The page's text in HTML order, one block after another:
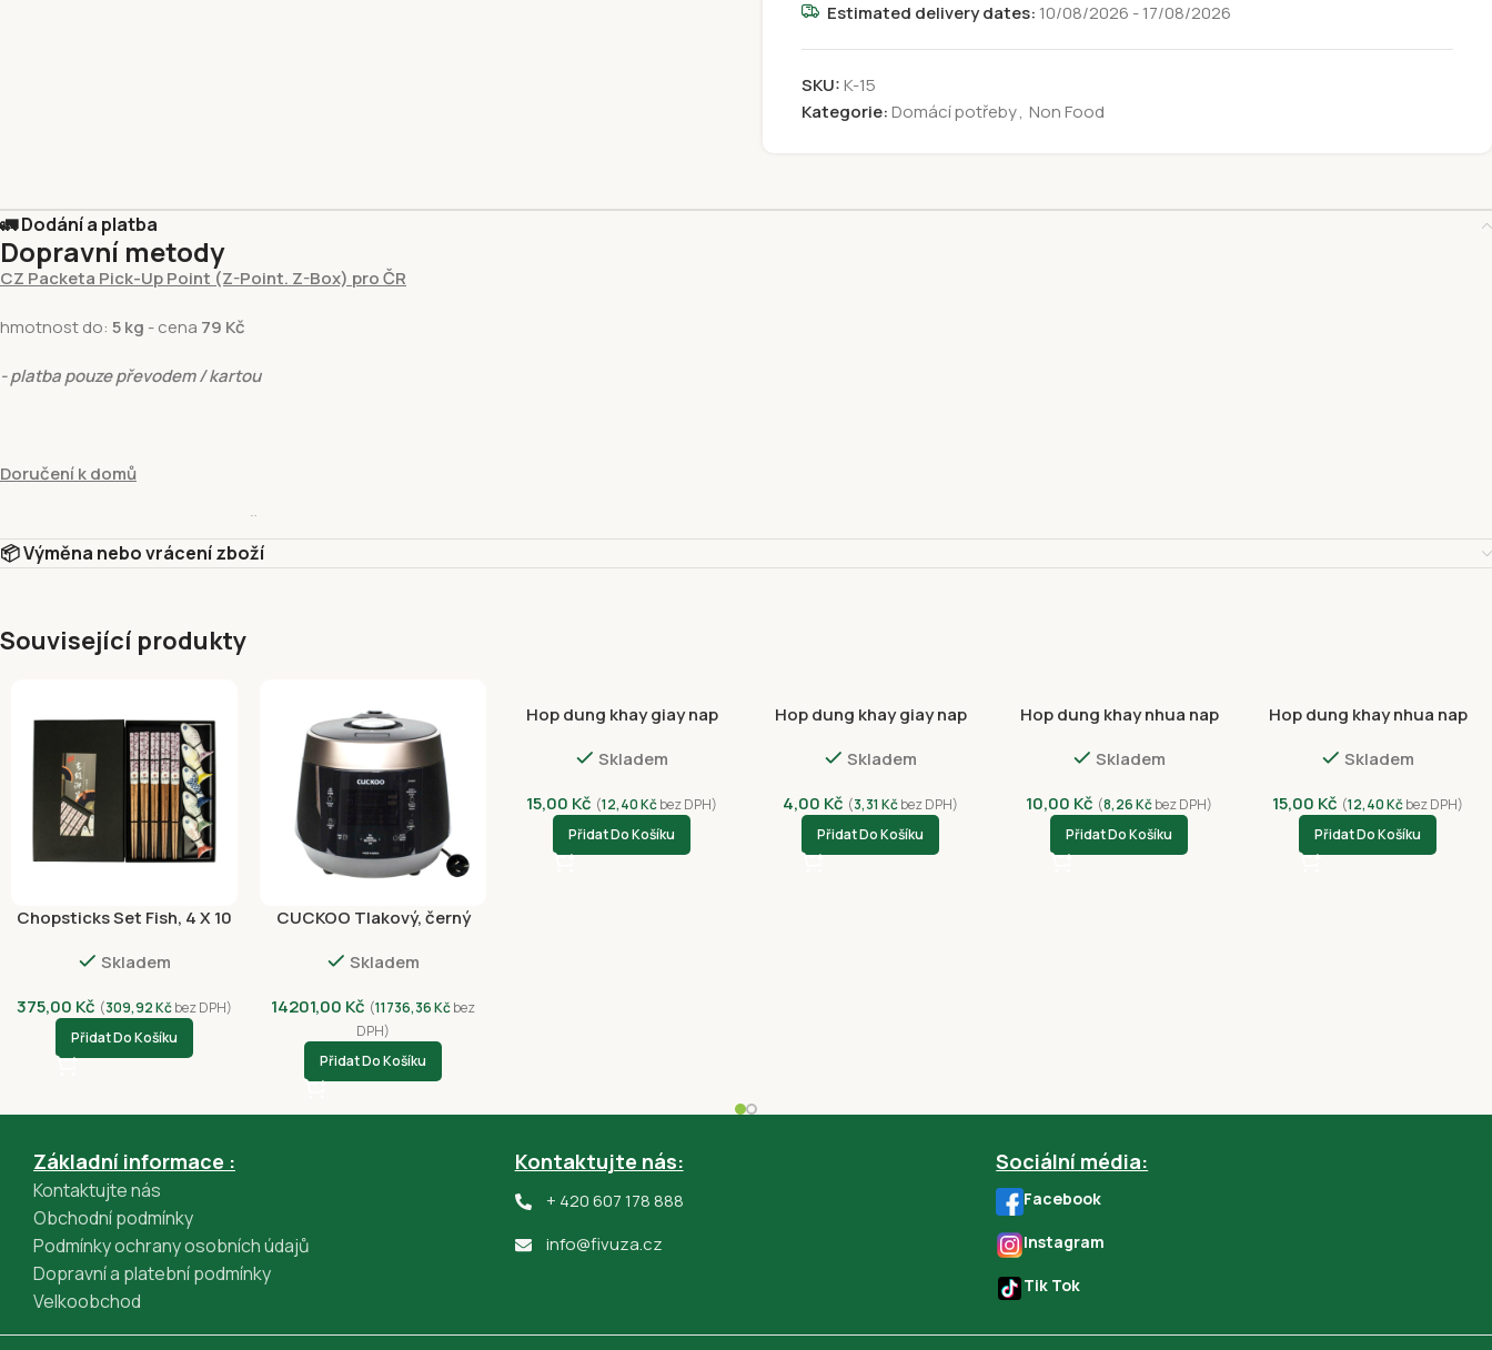
Estimated delivery dates: 10/08/2026 - 17/08/2026
SKU:K-15
Kategorie:Domácí potřeby, Non Food
🚛 Dodání a platba
Dopravní metody
CZ Packeta Pick-Up Point (Z-Point. Z-Box) pro ČR
hmotnost do: 5 kg - cena 79 Kč
- platba pouze převodem / kartou
Doručení k domů
129 Kč
- platba pouze převodem / kartou
Vyzvednutí v prodejně Fivuza Market Václavské 801/52, Praha 1, 110 00
Platební metody
Dobírkou
Platba kartou online – GP webpay ( Visa, Mastercard)
Google Pay (GPWebPayGpe)
📦 Výměna nebo vrácení zboží
Související produkty
Chopsticks Set Fish, 4 X 10
Skladem
375,00 Kč (309,92Kčbez DPH)
Přidat Do Košíku
CUCKOO Tlakový, černý
Skladem
14201,00 Kč (11736,36Kčbez
DPH)
Přidat Do Košíku
Hop dung khay giay nap
(50ks)
Skladem
15,00 Kč (12,40Kčbez DPH)
Přidat Do Košíku
Hop dung khay giay nap
19*8.5*6.5cm (100ks)
Skladem
4,00 Kč (3,31 Kčbez DPH)
Přidat Do Košíku
Hop dung khay nhua nap
Skladem
10,00 Kč (8,26Kčbez DPH)
Přidat Do Košíku
Hop dung khay nhua nap
Skladem
15,00 Kč (12,40Kčbez DPH)
Přidat Do Košíku
Základní informace :
Kontaktujte nás
Obchodní podmínky
Podmínky ochrany osobních údajů
Dopravní a platební podmínky
Velkoobchod
Kontaktujte nás:
+ 420 607 178 888
info@fivuza.cz
Sociální média:
Facebook
Instagram
Tik Tok